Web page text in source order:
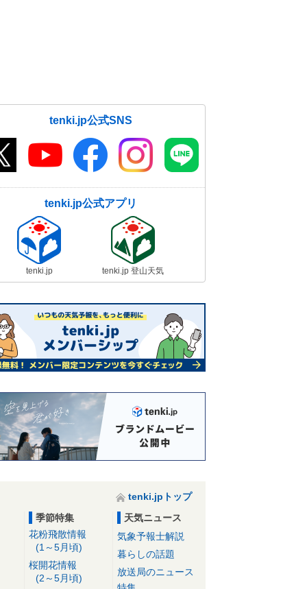
tenki.jp公式SNS
tenki.jp公式アプリ
tenki.jp tenki.jp 登山天気
tenki.jpトップ
季節特集
花粉飛散情報
(1～5月頃)
桜開花情報
(2～5月頃)
天気ニュース
気象予報士解説
暮らしの話題
放送局のニュース